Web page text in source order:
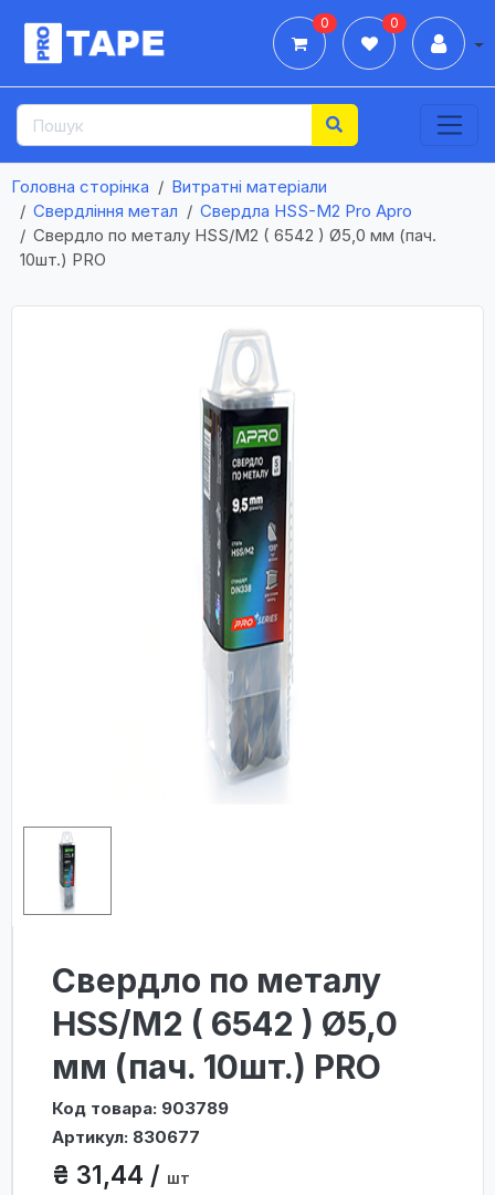
0 0
Головна сторінка
Витратні матеріали
Свердління метал
Свердла HSS-М2 Pro Apro
Свердло по металу HSS/M2 ( 6542 ) Ø5,0 мм (пач.
10шт.) PRO
Свердло по металу
HSS/M2 ( 6542 ) Ø5,0
мм (пач. 10шт.) PRO
Код товара: 903789
Артикул: 830677
₴ 31,44 / шт